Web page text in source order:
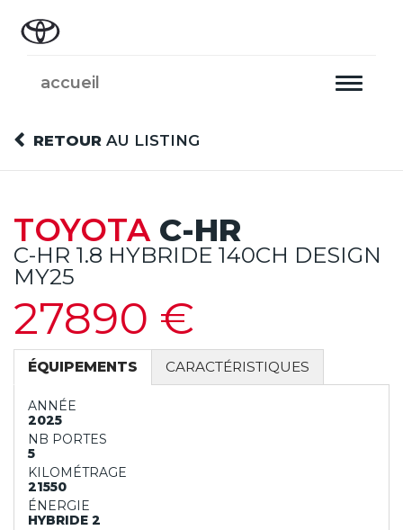
Toggle
accueil
RETOUR AU LISTING
TOYOTAC-HR
C-HR 1.8 HYBRIDE 140CH DESIGN
MY25
27890 €
ÉQUIPEMENTS CARACTÉRISTIQUES
ANNÉE
2025
NB PORTES
5
KILOMÉTRAGE
21550
ÉNERGIE
HYBRIDE 2